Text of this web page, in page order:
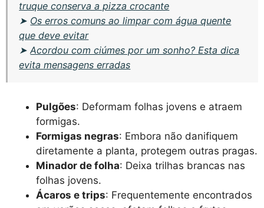
truque conserva a pizza crocante
➤ Os erros comuns ao limpar com água quente
que deve evitar
➤Acordou com ciúmes por um sonho? Esta dica
evita mensagens erradas
Pulgões: Deformam folhas jovens e atraem
formigas.
Formigas negras: Embora não danifiquem
diretamente a planta, protegem outras pragas.
Minador de folha: Deixa trilhas brancas nas
folhas jovens.
Ácaros e trips: Frequentemente encontrados